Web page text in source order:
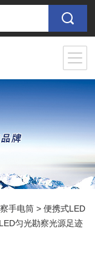
手电筒 >便携式LED
匀光勘察光源足迹